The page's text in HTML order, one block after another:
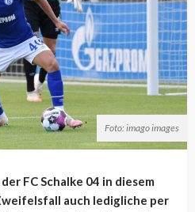
Foto: imago images
FC Schalke 04 in diesem
auch ledigliche per